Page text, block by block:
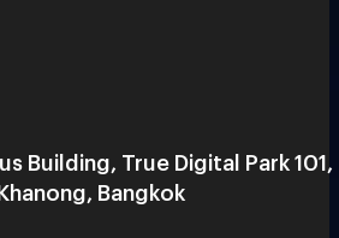
Building, True Digital Park 101,
Bangkok